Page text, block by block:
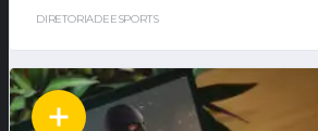
DIRETORIADEESPORTS